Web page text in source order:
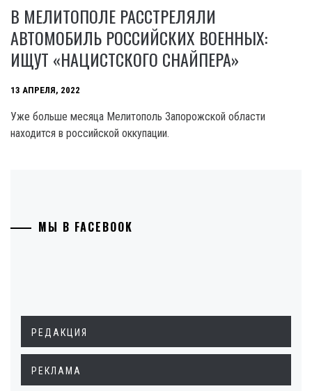
В МЕЛИТОПОЛЕ РАССТРЕЛЯЛИ
АВТОМОБИЛЬ РОССИЙСКИХ ВОЕННЫХ:
ИЩУТ «НАЦИСТСКОГО СНАЙПЕРА»
13 АПРЕЛЯ, 2022
Уже больше месяца Мелитополь Запорожской области
находится в российской оккупации.
МЫ В FACEBOOK
РЕДАКЦИЯ
РЕКЛАМА